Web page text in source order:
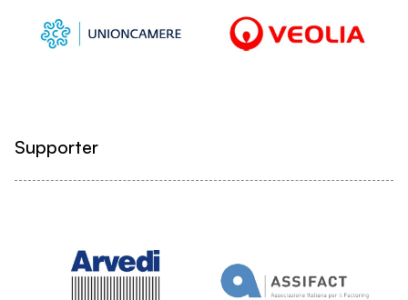
Supporter